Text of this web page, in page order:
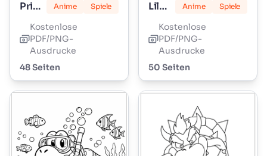
Prinzessin Peach Anime Spiele
Kostenlose
PDF/PNG-
Ausdrucke
48 Seiten
Lily Love Zöpfe Anime Spiele
Kostenlose
PDF/PNG-
Ausdrucke
50 Seiten